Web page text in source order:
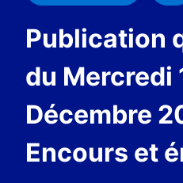
Publication
du Mercredi
Décembre
Encours et